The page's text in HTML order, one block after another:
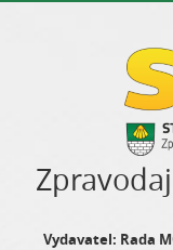
Vydavatel: Rada